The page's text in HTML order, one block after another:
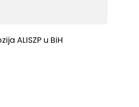
ALISZP u BiH